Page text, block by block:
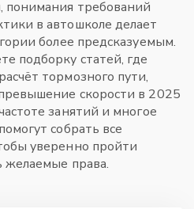
понимания требований
в автошколе делает
более предсказуемым.
подборку статей, где
тормозного пути,
скорости в 2025
занятий и многое
собрать все
уверенно пройти
желаемые права.